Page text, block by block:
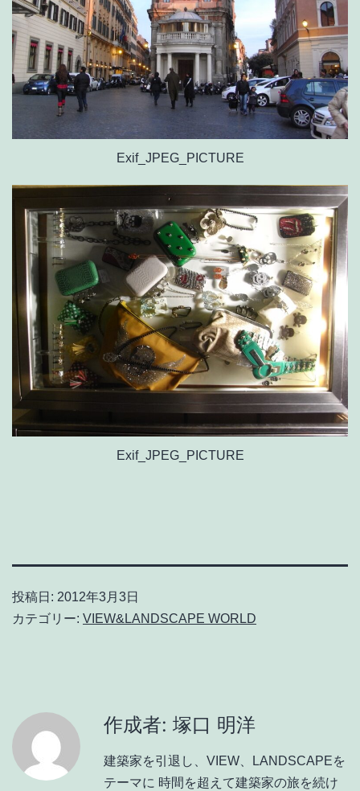
Exif_JPEG_PICTURE
Exif_JPEG_PICTURE
投稿日: 2012年3月3日
カテゴリー: VIEW&LANDSCAPE WORLD
作成者: 塚口 明洋
建築家を引退し、VIEW、LANDSCAPEを
テーマに 時間を超えて建築家の旅を続け